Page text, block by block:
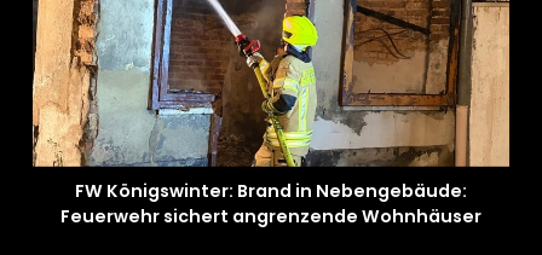
FW Königswinter: Brand in Nebengebäude:
Feuerwehr sichert angrenzende Wohnhäuser